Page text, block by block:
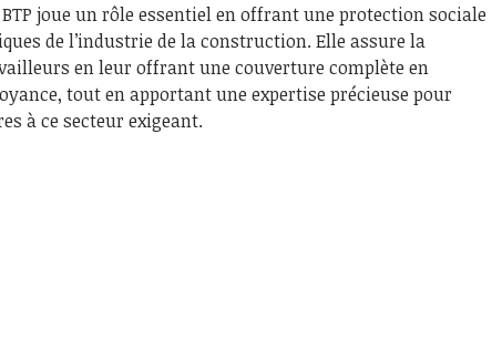
joue un rôle essentiel en offrant une protection sociale
de l’industrie de la construction. Elle assure la
en leur offrant une couverture complète en
tout en apportant une expertise précieuse pour
à ce secteur exigeant.